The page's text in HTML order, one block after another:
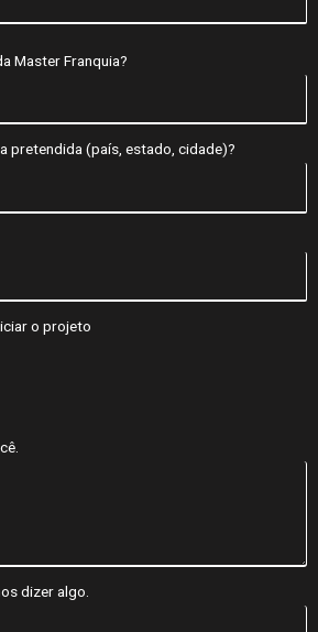
Master Franquia?
pretendida (país, estado, cidade)?
o projeto
dizer algo.